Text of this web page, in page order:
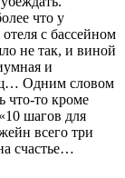
что у
с бассейном
не так, и виной
и
Одним словом
что-то кроме
шагов для
всего три
счастье…